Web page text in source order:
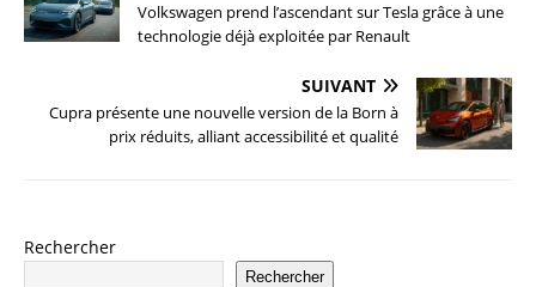
Volkswagen prend l’ascendant sur Tesla grâce à une
technologie déjà exploitée par Renault
SUIVANT
Cupra présente une nouvelle version de la Born à
prix réduits, alliant accessibilité et qualité
Rechercher
Rechercher